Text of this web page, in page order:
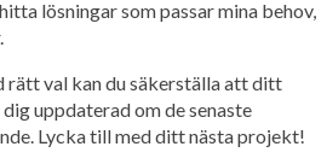
lösningar som passar mina behov,
rätt val kan du säkerställa att ditt
uppdaterad om de senaste
Lycka till med ditt nästa projekt!